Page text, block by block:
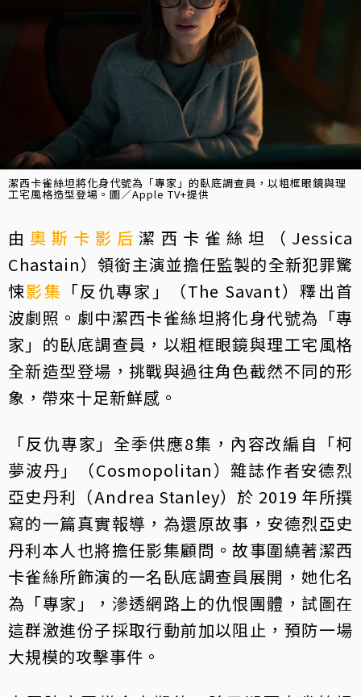
潔西卡雀絲坦將化身代號為「專家」的臥底調查員，以粗框眼鏡與理
工宅風格造型登場。圖／Apple TV+提供
由 奧斯卡 影后 潔西卡雀絲坦（Jessica
Chastain）領銜主演並擔任監製的全新犯罪驚
悚影集 「反仇專家」（The Savant）釋出首
波劇照。劇中潔西卡雀絲坦將化身代號為「專
家」的臥底調查員，以粗框眼鏡與理工宅風格
全新造型登場，挑戰與過往角色截然不同的形
象，帶來十足新鮮感。
「反仇專家」全季供應8集，內容改編自「柯
夢波丹」（Cosmopolitan）雜誌作者安德烈
亞史丹利（Andrea Stanley）於 2019 年所撰
寫的一篇真實報導，為還原故事，安德烈亞史
丹利本人也將擔任影集顧問。故事圍繞著潔西
卡雀絲所飾演的一名臥底調查員展開，她化名
為「專家」，滲透網路上的仇恨團體，試圖在
這群激進份子採取行動前加以阻止，預防一場
大規模的攻擊事件。